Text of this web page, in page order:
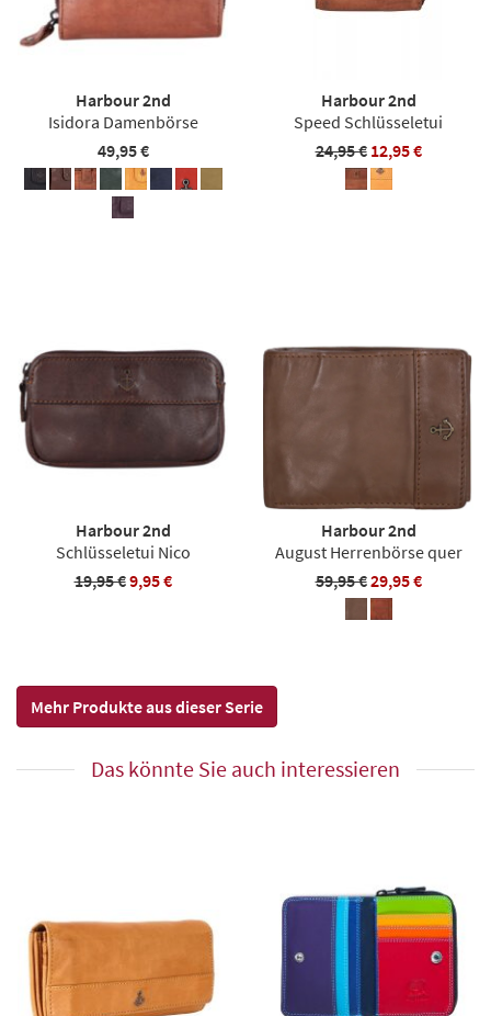
Harbour 2nd
Isidora Damenbörse
49,95 €
Harbour 2nd
Speed Schlüsseletui
24,95 € 12,95 €
Harbour 2nd
Schlüsseletui Nico
19,95 €9,95 €
Harbour 2nd
August Herrenbörse quer
59,95 €29,95 €
Mehr Produkte aus dieser Serie
Das könnte Sie auch interessieren